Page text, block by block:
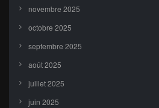
novembre 2025
octobre 2025
septembre 2025
août 2025
juillet 2025
juin 2025